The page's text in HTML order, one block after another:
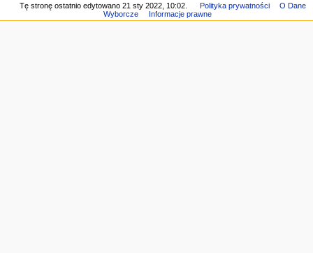
a
Tę stronę ostatnio edytowano 21 sty 2022, 10:02. Polityka prywatności
O Dane
Wyborcze
Informacje prawne